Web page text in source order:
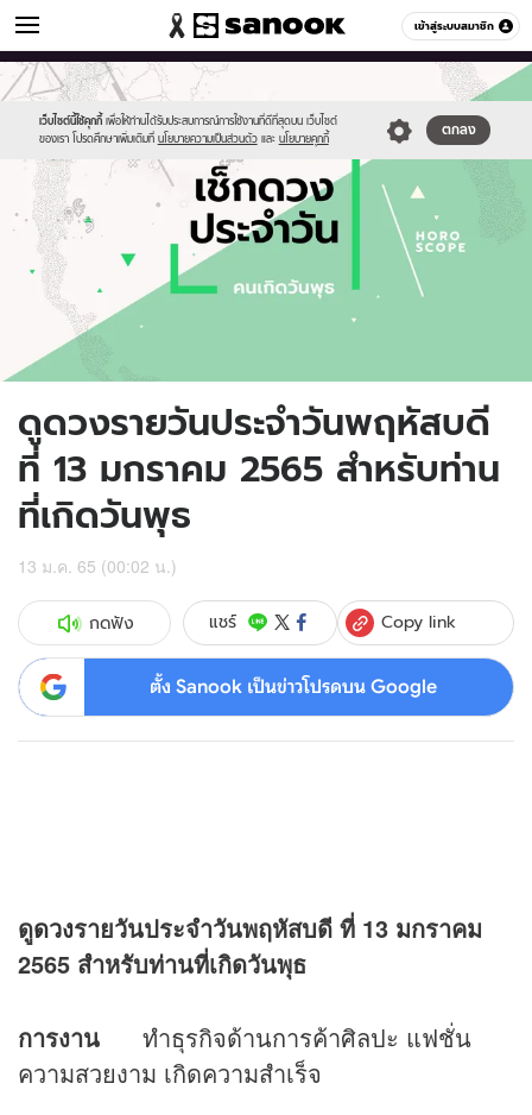
เข้าสู่ระบบสมาชิก
ดูดวง หมวดอื่นๆ
เว็บไซต์นี้ใช้คุกกี้ เพื่อให้ท่านได้รับประสบการณ์การใช้งานที่ดีที่สุดบน เว็บไซต์
ของเรา โปรดศึกษาเพิ่มเติมที่ นโยบายความเป็นส่วนตัว และ นโยบายคุกกี้
ตกลง
Sanook
//s.isanook.com/sr/0/images/logo-
new-
sanook.png
600
60
//s.isanook.com/ho/0/ud/fxd/day/daily-
horoscope-
wednesday.jpg
ดูดวงรายวันประจำวันพฤหัสบดี
ที่ 13 มกราคม 2565 สำหรับท่าน
ที่เกิดวันพุธ
13 ม.ค. 65 (00:02 น.)
กดฟัง แชร์ Copy link
ตั้ง Sanook เป็นข่าวโปรดบน Google
ดูดวงรายวันประจำวันพฤหัสบดี ที่ 13 มกราคม
2565 สำหรับท่านที่เกิดวันพุธ
การงาน ทำธุรกิจด้านการค้าศิลปะ แฟชั่น
ความสวยงาม เกิดความสำเร็จ